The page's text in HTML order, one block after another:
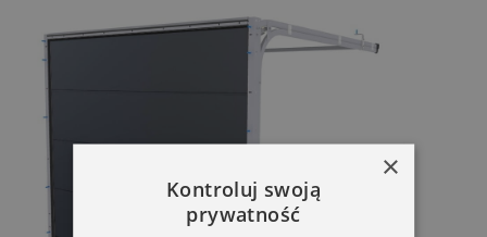
×
Kontroluj swoją
prywatność